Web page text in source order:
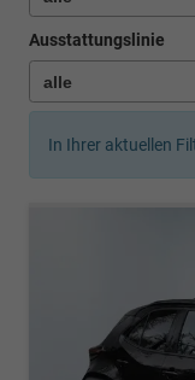
Ausstattungslinie
In Ihrer aktuellen